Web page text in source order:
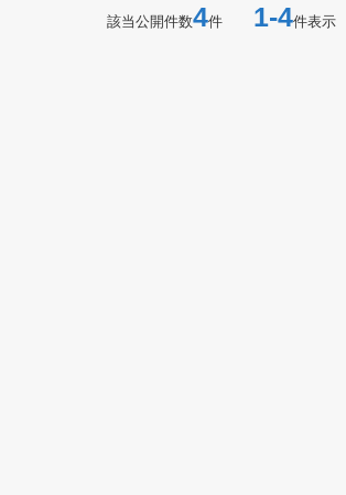
該当公開件数4件 1-4件表示